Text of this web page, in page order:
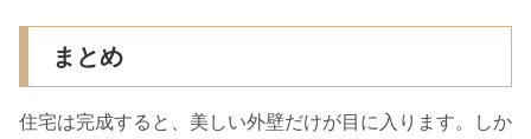
まとめ
住宅は完成すると、美しい外壁だけが目に入ります。しか